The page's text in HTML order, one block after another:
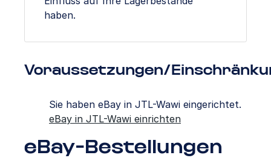
haben.
Voraussetzungen/
Sie haben eBay in JTL-Wawi eingerichtet.
eBay in JTL-Wawi einrichten
eBay-Bestellungen